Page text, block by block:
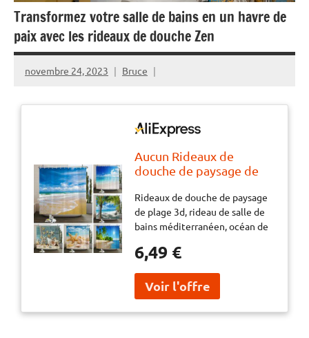
Transformez votre salle de bains en un havre de
paix avec les rideaux de douche Zen
novembre 24, 2023 Bruce
Aucun Rideaux de
douche de paysage de
de bains méditerranéen,
océan de mer,
décoration en tissu
imperméable, rideau de
bain 180x240cm
Rideaux de douche de paysage
de plage 3d, rideau de salle de
bains méditerranéen, océan de
imperméable, rideau de bain
6,49 €